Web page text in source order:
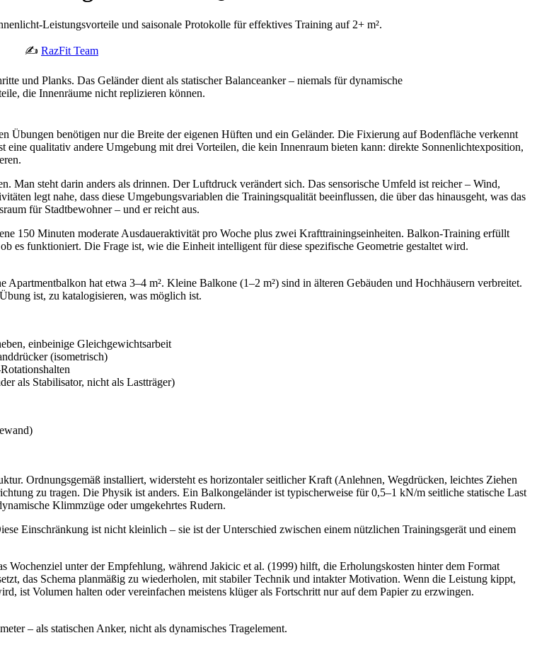
Leistungsvorteile und saisonale Protokolle für effektives Training auf 2+ m².
✍️ RazFit Team
und Planks. Das Geländer dient als statischer Balanceanker – niemals für dynamische
die Innenräume nicht replizieren können.
Übungen benötigen nur die Breite der eigenen Hüften und ein Geländer. Die Fixierung auf Bodenfläche verkennt
qualitativ andere Umgebung mit drei Vorteilen, die kein Innenraum bieten kann: direkte Sonnenlichtexposition,
Man steht darin anders als drinnen. Der Luftdruck verändert sich. Das sensorische Umfeld ist reicher – Wind,
legt nahe, dass diese Umgebungsvariablen die Trainingsqualität beeinflussen, die über das hinausgeht, was das
für Stadtbewohner – und er reicht aus.
150 Minuten moderate Ausdaueraktivität pro Woche plus zwei Krafttrainingseinheiten. Balkon-Training erfüllt
es funktioniert. Die Frage ist, wie die Einheit intelligent für diese spezifische Geometrie gestaltet wird.
hat etwa 3–4 m². Kleine Balkone (1–2 m²) sind in älteren Gebäuden und Hochhäusern verbreitet.
ist, zu katalogisieren, was möglich ist.
einbeinige Gleichgewichtsarbeit
(isometrisch)
als Stabilisator, nicht als Lastträger)
Ordnungsgemäß installiert, widersteht es horizontaler seitlicher Kraft (Anlehnen, Wegdrücken, leichtes Ziehen
zu tragen. Die Physik ist anders. Ein Balkongeländer ist typischerweise für 0,5–1 kN/m seitliche statische Last
Klimmzüge oder umgekehrtes Rudern.
Einschränkung ist nicht kleinlich – sie ist der Unterschied zwischen einem nützlichen Trainingsgerät und einem
Wochenziel unter der Empfehlung, während Jakicic et al. (1999) hilft, die Erholungskosten hinter dem Format
das Schema planmäßig zu wiederholen, mit stabiler Technik und intakter Motivation. Wenn die Leistung kippt,
ist Volumen halten oder vereinfachen meistens klüger als Fortschritt nur auf dem Papier zu erzwingen.
– als statischen Anker, nicht als dynamisches Tragelement.